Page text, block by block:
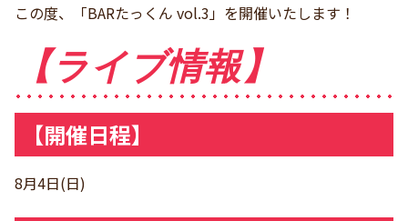
この度、「BARたっくん vol.3」を開催いたします！
【ライブ情報】
【開催日程】
8月4日(日)